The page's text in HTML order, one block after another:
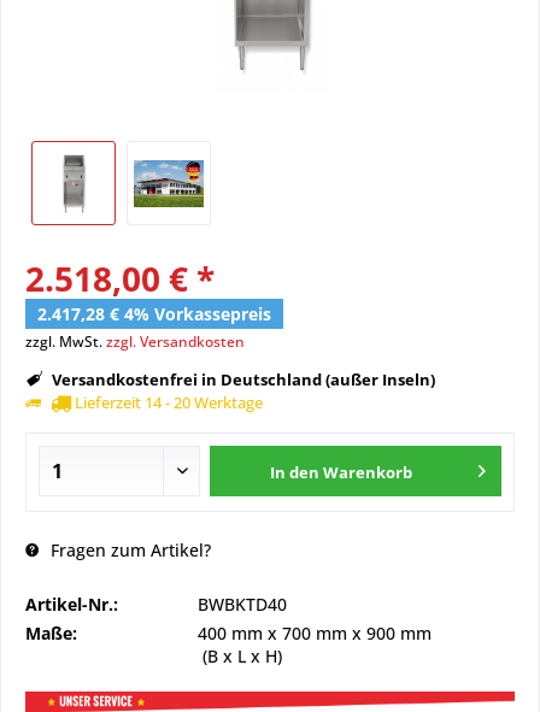
2.518,00 € *
2.417,28 € 4% Vorkassepreis
zzgl. MwSt.zzgl. Versandkosten
Versandkostenfrei in Deutschland (außer Inseln)
Lieferzeit 14 - 20 Werktage
In den Warenkorb
Fragen zum Artikel?
Artikel-Nr.:
BWBKTD40
Maße:
400 mm x 700 mm x 900 mm
(B x L x H)